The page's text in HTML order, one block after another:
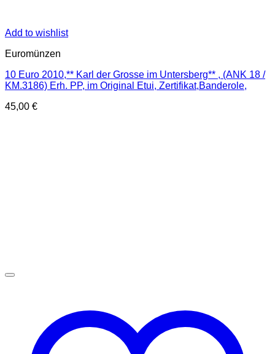
Add to wishlist
Euromünzen
10 Euro 2010,** Karl der Grosse im Untersberg** , (ANK 18 /
KM.3186) Erh. PP, im Original Etui, Zertifikat,Banderole,
45,00 €